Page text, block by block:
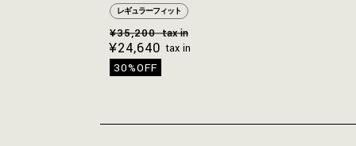
レギュラーフィット
¥35,200 tax in
¥24,640 tax in
30%OFF